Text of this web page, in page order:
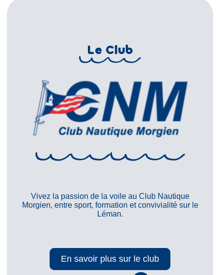
Le Club
Vivez la passion de la voile au Club Nautique
Morgien, entre sport, formation et convivialité sur le
Léman.
En savoir plus sur le club